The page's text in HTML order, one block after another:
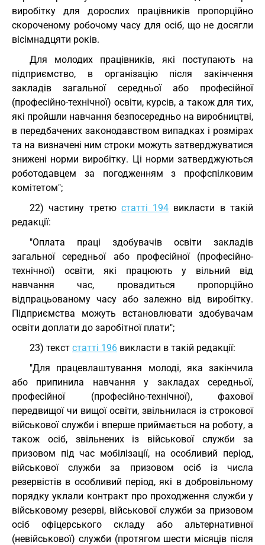
виробітку для дорослих працівників пропорційно
скороченому робочому часу для осіб, що не досягли
вісімнадцяти років.
Для молодих працівників, які поступають на
підприємство, в організацію після закінчення
закладів загальної середньої або професійної
(професійно-технічної) освіти, курсів, а також для тих,
які пройшли навчання безпосередньо на виробництві,
в передбачених законодавством випадках і розмірах
та на визначені ним строки можуть затверджуватися
знижені норми виробітку. Ці норми затверджуються
роботодавцем за погодженням з профспілковим
комітетом";
22) частину третю статті 194 викласти в такій
редакції:
"Оплата праці здобувачів освіти закладів
загальної середньої або професійної (професійно-
технічної) освіти, які працюють у вільний від
навчання час, провадиться пропорційно
відпрацьованому часу або залежно від виробітку.
Підприємства можуть встановлювати здобувачам
освіти доплати до заробітної плати";
23) текст статті 196 викласти в такій редакції:
"Для працевлаштування молоді, яка закінчила
або припинила навчання у закладах середньої,
професійної (професійно-технічної), фахової
передвищої чи вищої освіти, звільнилася із строкової
військової служби і вперше приймається на роботу, а
також осіб, звільнених із військової служби за
призовом під час мобілізації, на особливий період,
військової служби за призовом осіб із числа
резервістів в особливий період, які в добровільному
порядку уклали контракт про проходження служби у
військовому резерві, військової служби за призовом
осіб офіцерського складу або альтернативної
(невійськової) служби (протягом шести місяців після